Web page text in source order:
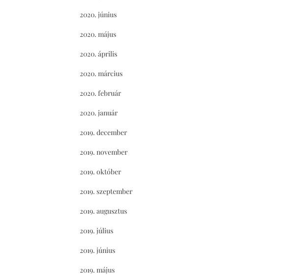
2020. június
2020. május
2020. április
2020. március
2020. február
2020. január
2019. december
2019. november
2019. október
2019. szeptember
2019. augusztus
2019. július
2019. június
2019. május